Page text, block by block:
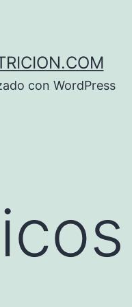
con WordPress